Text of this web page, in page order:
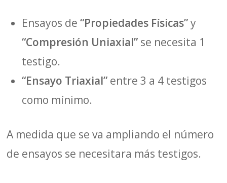
Ensayos de“Propiedades Físicas”y
“Compresión Uniaxial” se necesita 1
testigo.
“Ensayo Triaxial” entre 3 a 4 testigos
como mínimo.
A medida que se va ampliando el número
de ensayos se necesitara más testigos.